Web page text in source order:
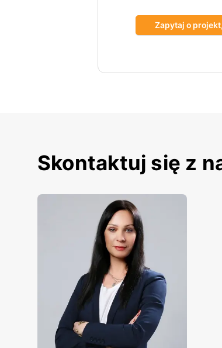
Zapytaj o
Skontaktuj się z